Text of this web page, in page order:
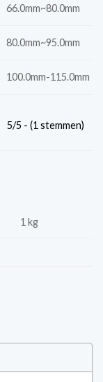
66.0mm~80.0mm
80.0mm~95.0mm
100.0mm-115.0mm
5/5 - (1 stemmen)
1 kg